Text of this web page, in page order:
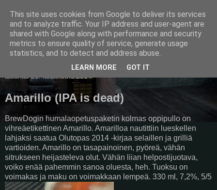
Pullollinen
lauantai 28. kesäkuuta 2014
Amarillo (IPA is dead)
BrewDogin humalaopetuspaketin kolmas oppipullo on
vihreäetikettinen Amarillo. Amarilloa nautittiin lueskellen
lahjaksi saatua Olutopas 2014 -kirjaa selaillen ja grilliä
vartioiden. Amarillo on tasapainoinen, pyöreä, vähän
sitrukseen heijasteleva olut. Vähän liian helpostijuotava,
voiko enää pahemmin sanoa oluesta, heh. Tuoksu on
voimakas ja maku on voimakkaan lempeä. 330 ml, 7,2%, 5/5
This site uses cookies from Google to deliver its services
and to analyze traffic. Your IP address and user-agent are
shared with Google along with performance and security
metrics to ensure quality of service, generate usage
statistics, and to detect and address abuse.
LEARN MORE GOT IT